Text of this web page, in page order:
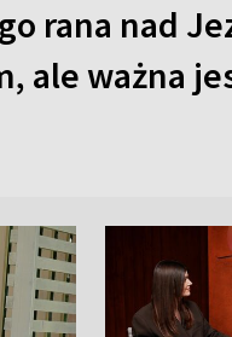
rana nad
ale ważna